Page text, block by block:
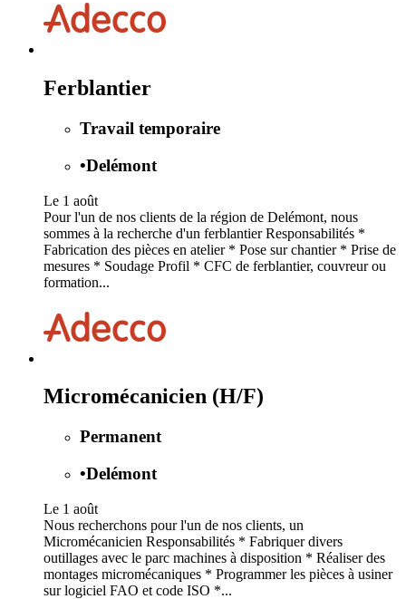
Ferblantier
Travail temporaire
•Delémont
Le 1 août
Pour l'un de nos clients de la région de Delémont, nous
sommes à la recherche d'un ferblantier Responsabilités *
Fabrication des pièces en atelier * Pose sur chantier * Prise de
mesures * Soudage Profil * CFC de ferblantier, couvreur ou
formation...
Micromécanicien (H/F)
Permanent
•Delémont
Le 1 août
Nous recherchons pour l'un de nos clients, un
Micromécanicien Responsabilités * Fabriquer divers
outillages avec le parc machines à disposition * Réaliser des
montages micromécaniques * Programmer les pièces à usiner
sur logiciel FAO et code ISO *...